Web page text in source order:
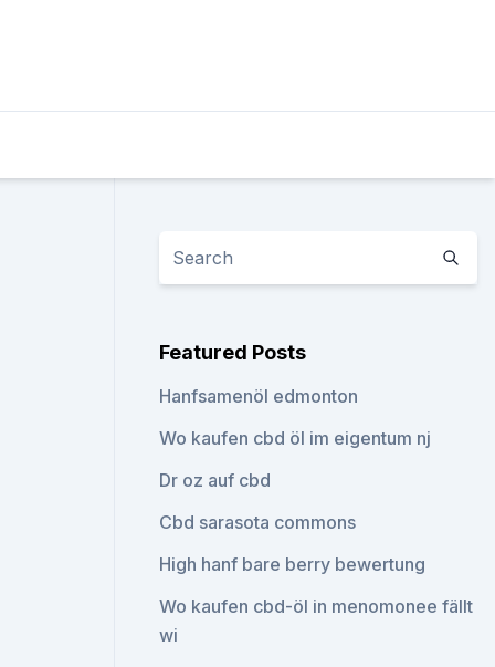
Featured Posts
Hanfsamenöl edmonton
Wo kaufen cbd öl im eigentum nj
Dr oz auf cbd
Cbd sarasota commons
High hanf bare berry bewertung
Wo kaufen cbd-öl in menomonee fällt
wi